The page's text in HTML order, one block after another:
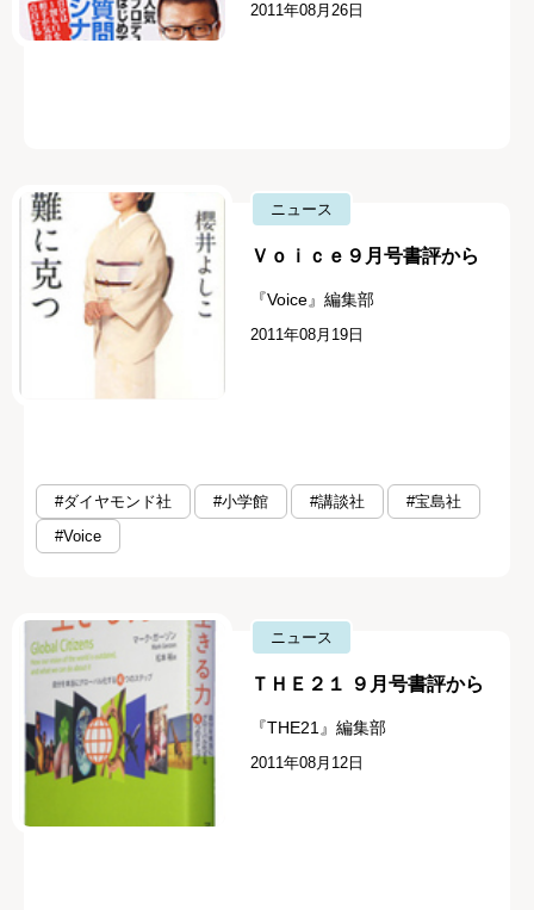
2011年08月26日
ニュース
Ｖｏｉｃｅ９月号書評から
『Voice』編集部
2011年08月19日
#ダイヤモンド社 #小学館 #講談社
#宝島社
#Voice
ニュース
ＴＨＥ２１ ９月号書評から
『THE21』編集部
2011年08月12日